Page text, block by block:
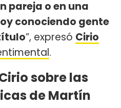
pareja o en una
conociendo gente
”, expresó Cirio
.
sobre las
de Martín